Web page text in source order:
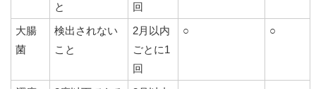
と
回
大腸
菌
検出されない
こと
2月以内
ごとに1
回
○ ○